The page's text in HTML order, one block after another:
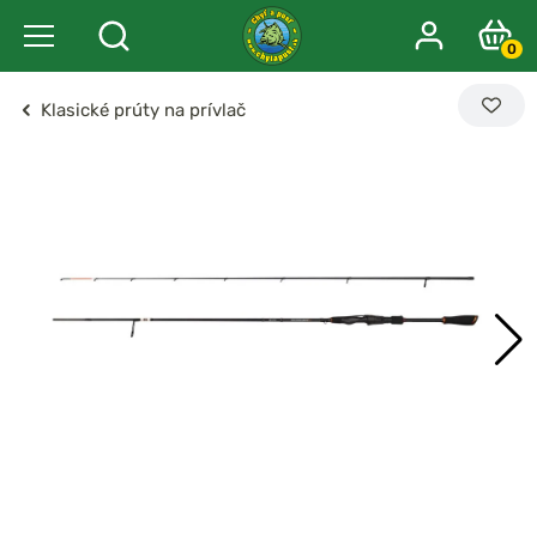
0
Klasické prúty na prívlač